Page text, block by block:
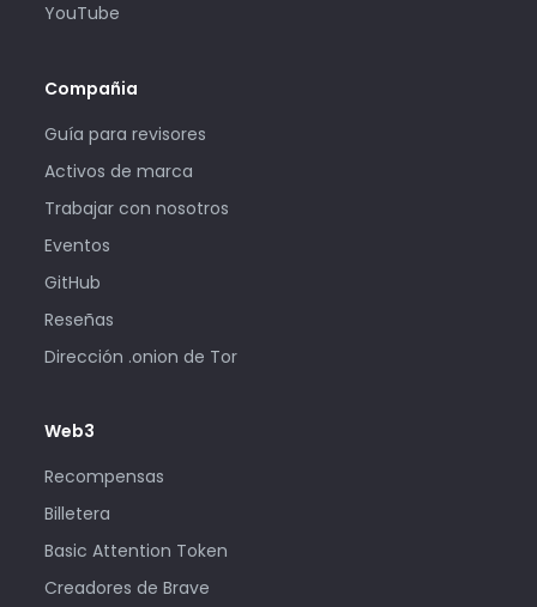
YouTube
Compañia
Guía para revisores
Activos de marca
Trabajar con nosotros
Eventos
GitHub
Reseñas
Dirección .onion de Tor
Web3
Recompensas
Billetera
Basic Attention Token
Creadores de Brave